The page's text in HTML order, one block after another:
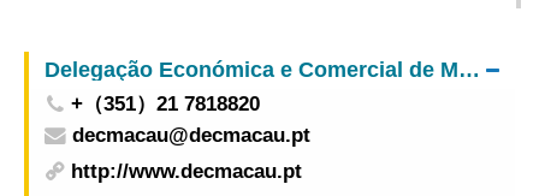
sucesso
Delegação Económica e Comercial de Macau, em Lisboa
+（351）21 7818820
decmacau@decmacau.pt
http://www.decmacau.pt